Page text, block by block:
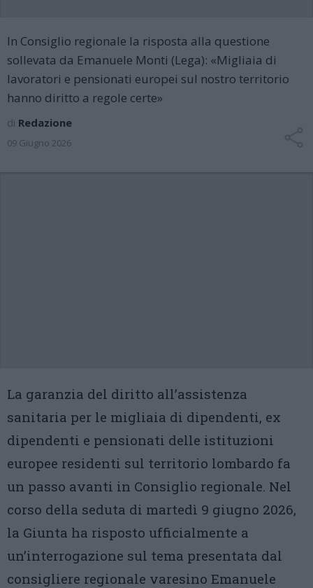
In Consiglio regionale la risposta alla questione
sollevata da Emanuele Monti (Lega): «Migliaia di
lavoratori e pensionati europei sul nostro territorio
hanno diritto a regole certe»
di Redazione
09 Giugno 2026
La garanzia del diritto all’assistenza
sanitaria per le migliaia di dipendenti, ex
dipendenti e pensionati delle istituzioni
europee residenti sul territorio lombardo fa
un passo avanti in Consiglio regionale. Nel
corso della seduta di martedì 9 giugno 2026,
la Giunta ha risposto ufficialmente a
un’interrogazione sul tema presentata dal
consigliere regionale varesino Emanuele